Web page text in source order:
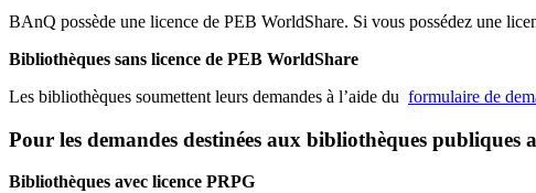
BAnQ possède une licence de PEB WorldShare. Si vous possédez une
Bibliothèques sans licence de PEB WorldShare
Les bibliothèques soumettent leurs demandes à l’aide du formulaire de
Pour les demandes destinées aux bibliothèques publiques
Bibliothèques avec licence PRPG